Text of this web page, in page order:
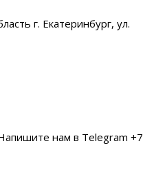
г. Екатеринбург, ул.
нам в Telegram +7